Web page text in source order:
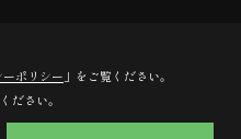
Reserved.
ポリシー 」をご覧ください。
ださい。